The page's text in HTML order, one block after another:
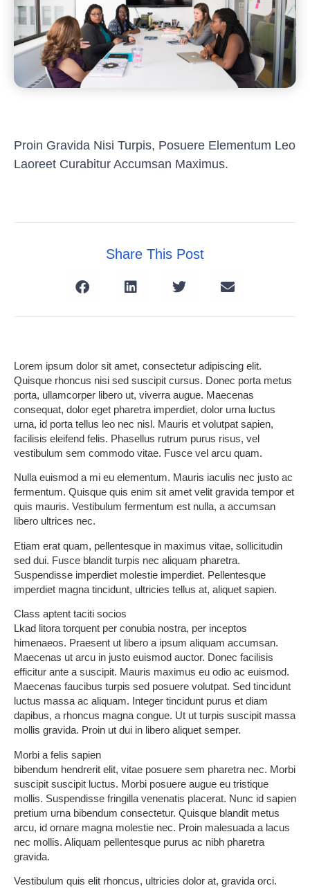
Proin Gravida Nisi Turpis, Posuere Elementum Leo
Laoreet Curabitur Accumsan Maximus.
Share This Post
Lorem ipsum dolor sit amet, consectetur adipiscing elit.
Quisque rhoncus nisi sed suscipit cursus. Donec porta metus
porta, ullamcorper libero ut, viverra augue. Maecenas
consequat, dolor eget pharetra imperdiet, dolor urna luctus
urna, id porta tellus leo nec nisl. Mauris et volutpat sapien,
facilisis eleifend felis. Phasellus rutrum purus risus, vel
vestibulum sem commodo vitae. Fusce vel arcu quam.
Nulla euismod a mi eu elementum. Mauris iaculis nec justo ac
fermentum. Quisque quis enim sit amet velit gravida tempor et
quis mauris. Vestibulum fermentum est nulla, a accumsan
libero ultrices nec.
Etiam erat quam, pellentesque in maximus vitae, sollicitudin
sed dui. Fusce blandit turpis nec aliquam pharetra.
Suspendisse imperdiet molestie imperdiet. Pellentesque
imperdiet magna tincidunt, ultricies tellus at, aliquet sapien.
Class aptent taciti socios
Lkad litora torquent per conubia nostra, per inceptos
himenaeos. Praesent ut libero a ipsum aliquam accumsan.
Maecenas ut arcu in justo euismod auctor. Donec facilisis
efficitur ante a suscipit. Mauris maximus eu odio ac euismod.
Maecenas faucibus turpis sed posuere volutpat. Sed tincidunt
luctus massa ac aliquam. Integer tincidunt purus et diam
dapibus, a rhoncus magna congue. Ut ut turpis suscipit massa
mollis gravida. Proin ut dui in libero aliquet semper.
Morbi a felis sapien
bibendum hendrerit elit, vitae posuere sem pharetra nec. Morbi
suscipit suscipit luctus. Morbi posuere augue eu tristique
mollis. Suspendisse fringilla venenatis placerat. Nunc id sapien
pretium urna bibendum consectetur. Quisque blandit metus
arcu, id ornare magna molestie nec. Proin malesuada a lacus
nec mollis. Aliquam pellentesque purus ac nibh pharetra
gravida.
Vestibulum quis elit rhoncus, ultricies dolor at, gravida orci.